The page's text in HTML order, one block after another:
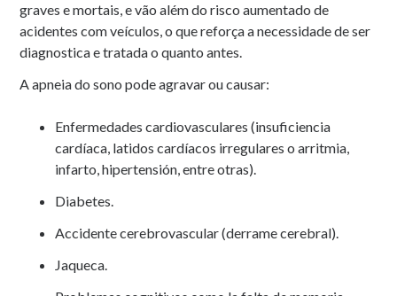
graves e mortais, e vão além do risco aumentado de
acidentes com veículos, o que reforça a necessidade de ser
diagnostica e tratada o quanto antes.
A apneia do sono pode agravar ou causar:
Enfermedades cardiovasculares (insuficiencia
cardíaca, latidos cardíacos irregulares o arritmia,
infarto, hipertensión, entre otras).
Diabetes.
Accidente cerebrovascular (derrame cerebral).
Jaqueca.